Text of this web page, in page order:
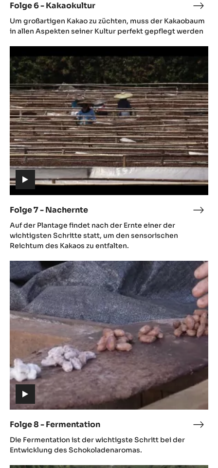
Folge 6 - Kakaokultur
(includes
video)
6
-
Um großartigen Kakao zu züchten, muss der Kakaobaum
in allen Aspekten seiner Kultur perfekt gepflegt werden
(includes
Folge 7 - Nachernte
(includes
video)
Auf der Plantage findet nach der Ernte einer der
wichtigsten Schritte statt, um den sensorischen
Reichtum des Kakaos zu entfalten.
7
Nachernte
(includes
Folge 8 - Fermentation
(includes
video)
Die Fermentation ist der wichtigste Schritt bei der
Entwicklung des Schokoladenaromas.
Folge
8
-
Fermentation